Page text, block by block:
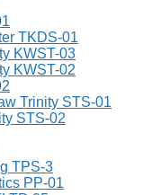
TKDS-01
KWST-03
KWST-02
Trinity STS-01
STS-02
TPS-3
PP-01